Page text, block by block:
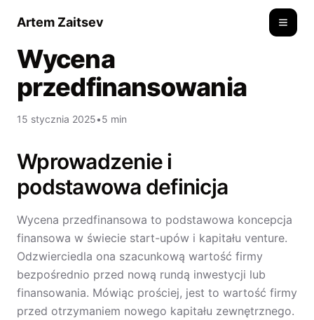
Artem Zaitsev
Wycena
przedfinansowania
15 stycznia 2025•5 min
Wprowadzenie i
podstawowa definicja
Wycena przedfinansowa to podstawowa koncepcja
finansowa w świecie start-upów i kapitału venture.
Odzwierciedla ona szacunkową wartość firmy
bezpośrednio przed nową rundą inwestycji lub
finansowania. Mówiąc prościej, jest to wartość firmy
przed otrzymaniem nowego kapitału zewnętrznego.